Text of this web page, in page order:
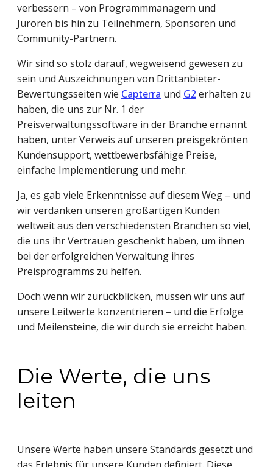
verbessern – von Programmmanagern und
Juroren bis hin zu Teilnehmern, Sponsoren und
Community-Partnern.
Wir sind so stolz darauf, wegweisend gewesen zu
sein und Auszeichnungen von Drittanbieter-
Bewertungsseiten wie Capterra und G2erhalten zu
haben, die uns zur Nr. 1 der
Preisverwaltungssoftware in der Branche ernannt
haben, unter Verweis auf unseren preisgekrönten
Kundensupport, wettbewerbsfähige Preise,
einfache Implementierung und mehr.
Ja, es gab viele Erkenntnisse auf diesem Weg – und
wir verdanken unseren großartigen Kunden
weltweit aus den verschiedensten Branchen so viel,
die uns ihr Vertrauen geschenkt haben, um ihnen
bei der erfolgreichen Verwaltung ihres
Preisprogramms zu helfen.
Doch wenn wir zurückblicken, müssen wir uns auf
unsere Leitwerte konzentrieren – und die Erfolge
und Meilensteine, die wir durch sie erreicht haben.
Die Werte, die uns
leiten
Unsere Werte haben unsere Standards gesetzt und